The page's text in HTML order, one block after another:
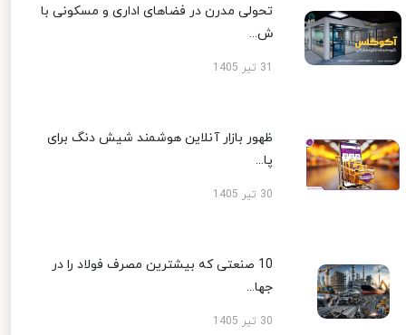
تحولی مدرن در فضاهای اداری و مسکونی با
ش...
ظهور بازار آنلاین هوشمند شیش دنگ برای
پا...
30 تیر 1405
10 صنعتی که بیشترین مصرف فولاد را در
جها...
30 تیر 1405